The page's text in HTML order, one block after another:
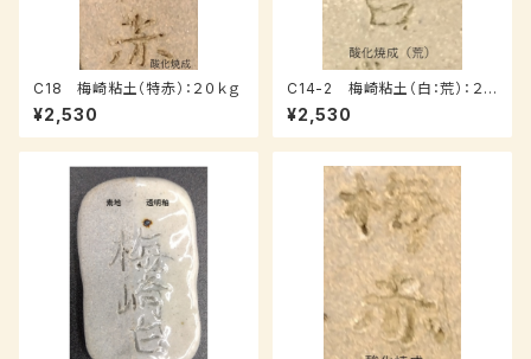
C18 梅崎粘土（特赤）：２０ｋｇ
¥2,530
C14-2 梅崎粘土（白：荒）：２０
ｋｇ
¥2,530